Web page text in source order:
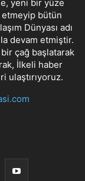
yeni bir yüze
bütün
Dünyası adı
devam etmiştir.
bir çağ başlatarak
İlkeli haber
ulaştırıyoruz.